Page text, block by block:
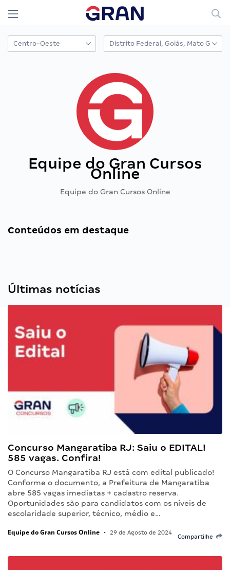
Equipe do Gran Cursos
Online
Equipe do Gran Cursos Online
Conteúdos em destaque
Últimas notícias
Concurso Mangaratiba RJ: Saiu o EDITAL!
585 vagas. Confira!
O Concurso Mangaratiba RJ está com edital publicado!
Conforme o documento, a Prefeitura de Mangaratiba
abre 585 vagas imediatas + cadastro reserva.
Oportunidades são para candidatos com os níveis de
escolaridade superior, técnico, médio e…
Equipe do Gran Cursos Online • 29 de Agosto de 2024
Compartilhe